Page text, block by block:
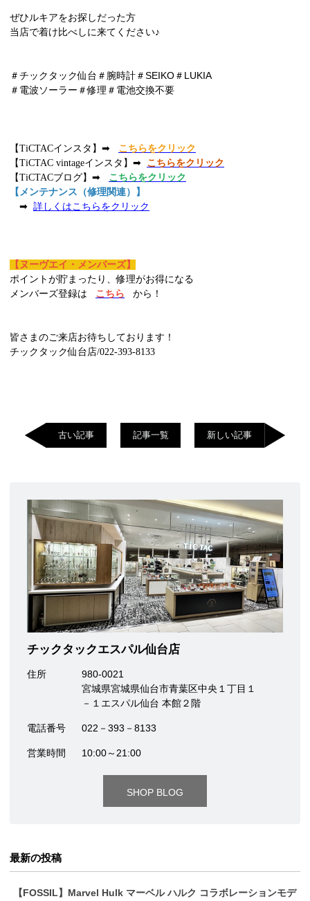
ぜひルキアをお探しだった方
当店で着け比べしに来てください♪
＃チックタック仙台＃腕時計＃SEIKO＃LUKIA
＃電波ソーラー＃修理＃電池交換不要
【TiCTACインスタ】➡
こちらをクリック
【TiCTAC vintageインスタ】➡ こちらをクリック
【TiCTACブログ】➡
こちらをクリック
【メンテナンス（修理関連）】
➡ 詳しくはこちらをクリック
【ヌーヴエイ・メンバーズ】
ポイントが貯まったり、修理がお得になる
メンバーズ登録は
こちら から！
皆さまのご来店お待ちしております！
チックタック仙台店/022-393-8133
古い記事 記事一覧 新しい記事
チックタックエスパル仙台店
住所
980-0021
宮城県宮城県仙台市青葉区中央１丁目１
－１エスパル仙台 本館２階
電話番号 022－393－8133
営業時間 10:00～21:00
SHOP BLOG
最新の投稿
【FOSSIL】Marvel Hulk マーベル ハルク コラボレーションモデ